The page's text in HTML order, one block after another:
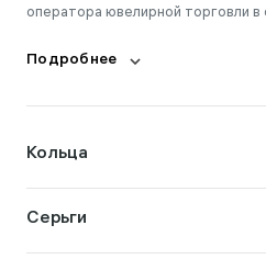
оператора ювелирной торговли в
Подробнее
Кольца
Серьги